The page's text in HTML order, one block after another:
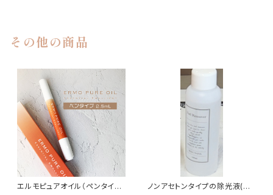
その他の商品
エルモピュアオイル（ペンタイプ
ノンアセトンタイプの除光液(主